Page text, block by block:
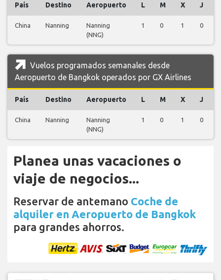
País Destino Aeropuerto L M X J
China Nanning
Nanning
(NNG)
1 0 1 0
Vuelos programados semanales desde
Aeropuerto de Bangkok operados por GX Airlines
País Destino Aeropuerto L M X J
China Nanning
Nanning
(NNG)
1 0 1 0
Planea unas vacaciones o
viaje de negocios...
Reservar de antemano Coche de
alquiler en Aeropuerto de Bangkok
para grandes ahorros.